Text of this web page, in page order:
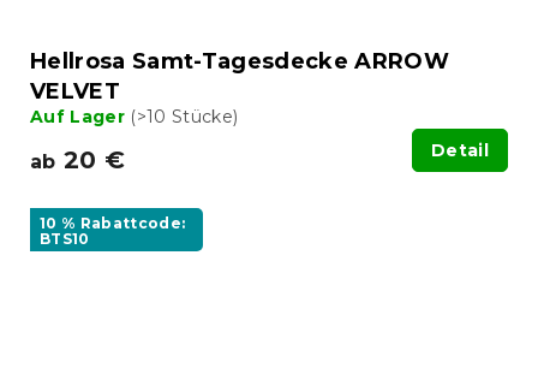
Hellrosa Samt-Tagesdecke ARROW
VELVET
Auf Lager (>10 Stücke)
ab 20 € Detail
10 % Rabattcode:
BTS10